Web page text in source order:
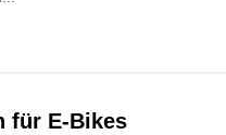
für E-Bikes